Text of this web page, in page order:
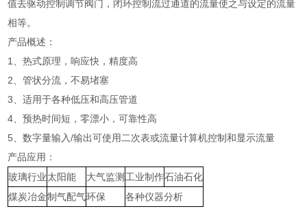
值去驱动控制调节阀门，闭环控制流过通道的流量使之与设定的流量
相等。
产品概述：
1、热式原理，响应快，精度高
2、管状分流，不易堵塞
3、适用于各种低压和高压管道
4、预热时间短，零漂小，可靠性高
5、数字量输入/输出可使用二次表或流量计算机控制和显示流量
产品应用：
玻璃行业太阳能 大气监测 工业制作石油石化
煤炭冶金制气配气环保 各种仪器分析